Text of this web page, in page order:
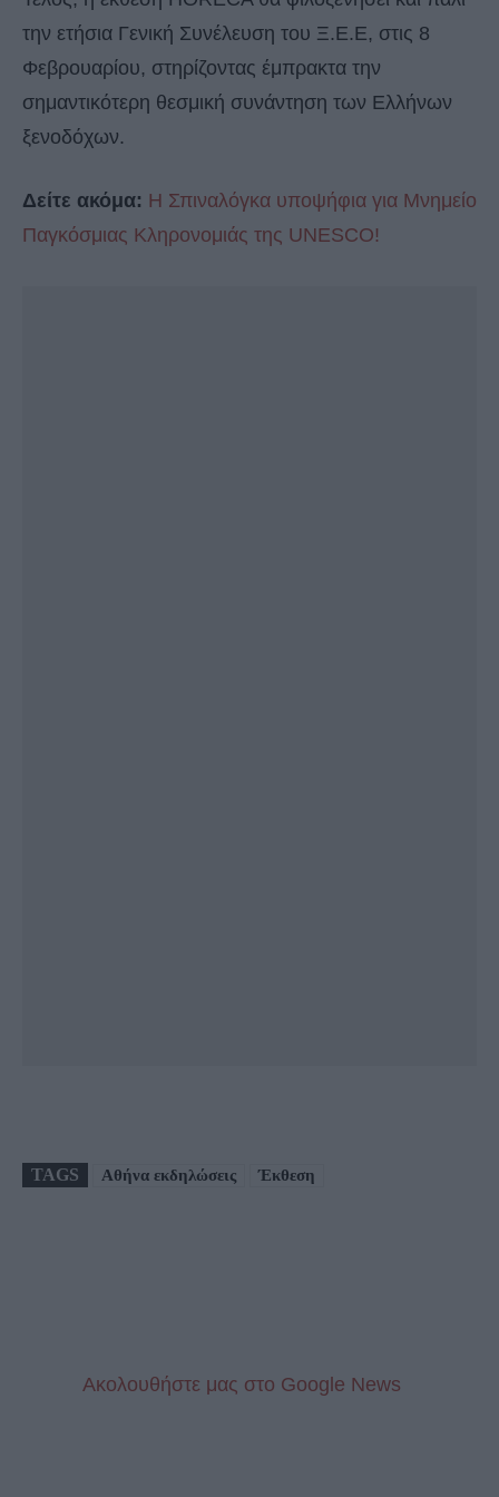
την ετήσια Γενική Συνέλευση του Ξ.Ε.Ε, στις 8
Φεβρουαρίου, στηρίζοντας έμπρακτα την
σημαντικότερη θεσμική συνάντηση των Ελλήνων
ξενοδόχων.
Δείτε ακόμα: Η Σπιναλόγκα υποψήφια για Μνημείο
Παγκόσμιας Κληρονομιάς της UNESCO!
TAGS Αθήνα εκδηλώσεις Έκθεση
Aκολουθήστε μας στo Google News